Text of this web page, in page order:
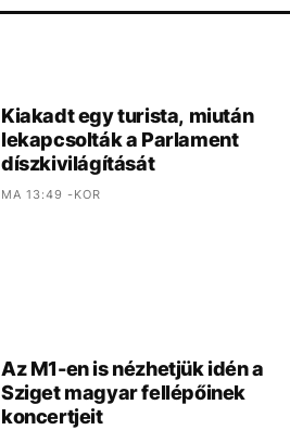
Kiakadt egy turista, miután
lekapcsolták a Parlament
díszkivilágítását
MA 13:49 -KOR
Az M1-en is nézhetjük idén a
Sziget magyar fellépőinek
koncertjeit